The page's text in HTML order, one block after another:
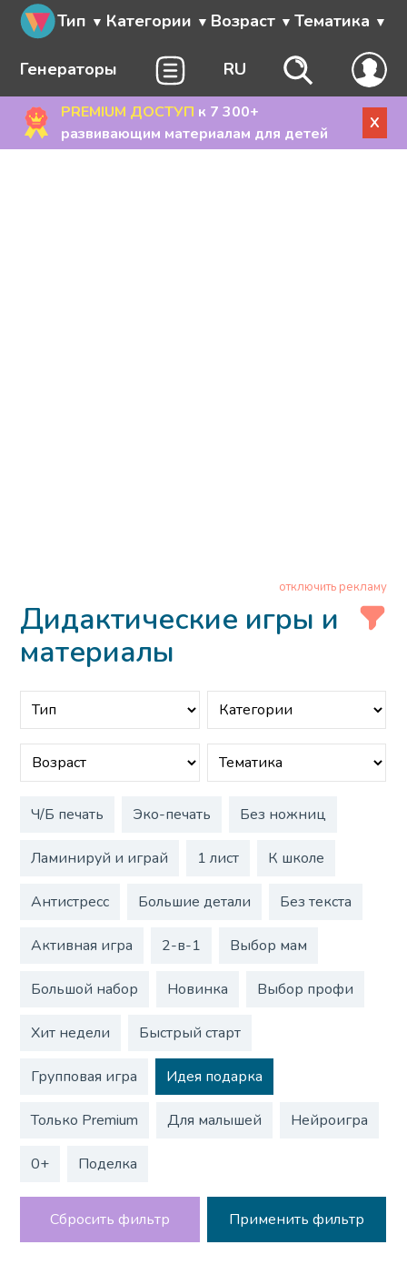
Тип Категории Возраст Тематика
Генераторы RU
PREMIUM ДОСТУП к 7 300+
развивающим материалам для детей
X
отключить рекламу
Дидактические игры и
материалы
Ч/Б печать Эко-печать Без ножниц
Ламинируй и играй 1 лист К школе
Антистресс Большие детали Без текста
Активная игра 2-в-1 Выбор мам
Большой набор Новинка Выбор профи
Хит недели Быстрый старт
Групповая игра Идея подарка
Только Premium Для малышей Нейроигра
0+ Поделка
Сбросить фильтр